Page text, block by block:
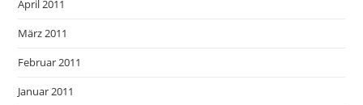
April 2011
März 2011
Februar 2011
Januar 2011